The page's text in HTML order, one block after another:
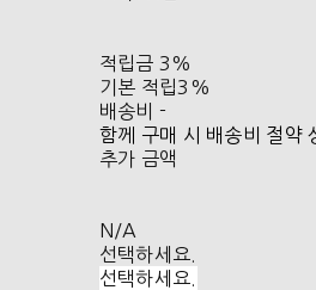
적립금 3%
기본 적립3%
배송비 -
함께 구매 시 배송비 절약
추가 금액
N/A
선택하세요.
선택하세요.